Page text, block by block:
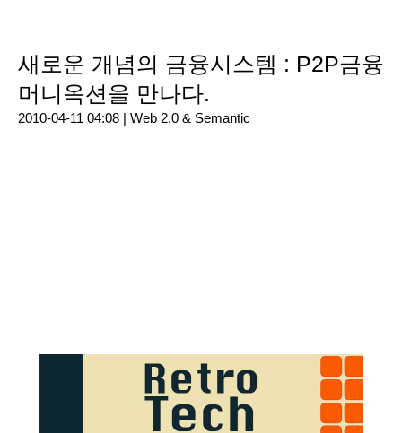
새로운 개념의 금융시스템 : P2P금융
머니옥션을 만나다.
2010-04-11 04:08 | Web 2.0 & Semantic